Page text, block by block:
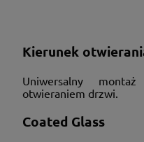
Kierunek
Uniwersalny
otwieraniem drzwi.
Coated Glass